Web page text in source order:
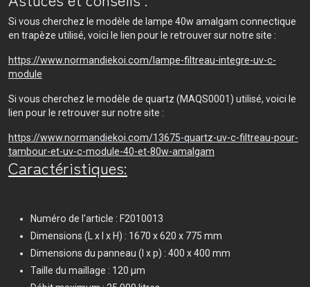
Si vous cherchez le modèle de lampe 40w amalgam connectique
en trapèze utilisé, voici le lien pour le retrouver sur notre site :
https://www.normandiekoi.com/lampe-filtreau-integre-uv-c-
module
Si vous cherchez le modèle de quartz (MAQS0001) utilisé, voici le
lien pour le retrouver sur notre site :
https://www.normandiekoi.com/13675-quartz-uv-c-filtreau-pour-
tambour-et-uv-c-module-40-et-80w-amalgam
Caractéristiques:​
Numéro de l'article : F2010013
Dimensions (L x l x H) : 1670 x 620 x 775 mm
Dimensions du panneau (l x p) : 400 x 400 mm
Taille du maillage : 120 μm